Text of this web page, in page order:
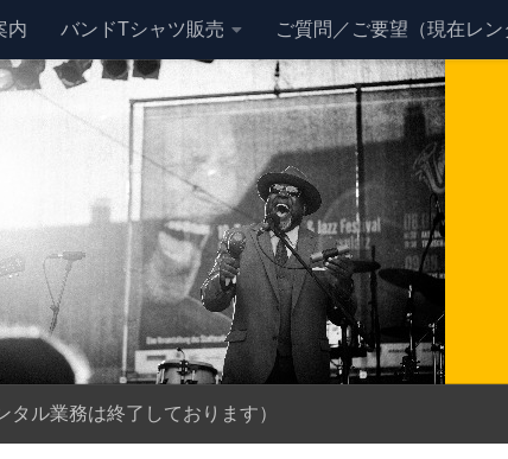
内 バンドTシャツ販売 ご質問／ご要望（現在レ
タル業務は終了しております）